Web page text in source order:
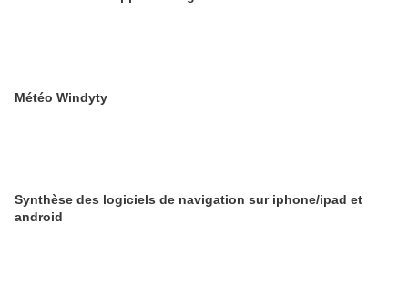
Météo Windyty
Synthèse des logiciels de navigation sur iphone/ipad et
android